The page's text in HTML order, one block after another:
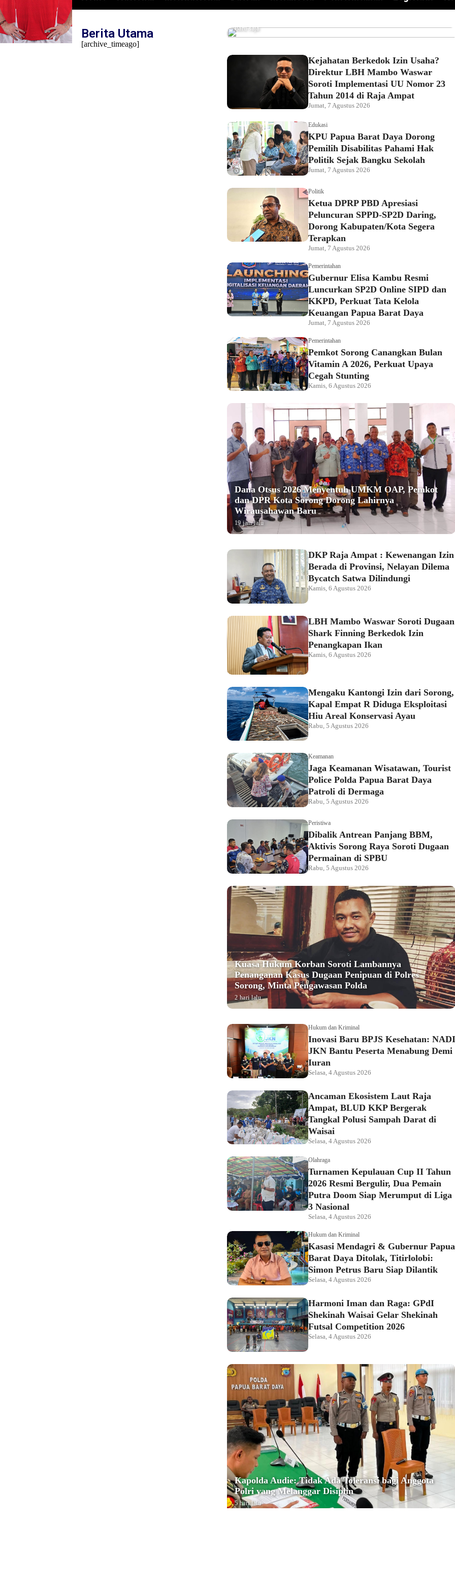
Berita Utama
[archive_timeago]
Baru saja
Kejahatan Berkedok Izin Usaha?
Direktur LBH Mambo Waswar
Soroti Implementasi UU Nomor 23
Tahun 2014 di Raja Ampat
Jumat, 7 Agustus 2026
Edukasi
KPU Papua Barat Daya Dorong
Pemilih Disabilitas Pahami Hak
Politik Sejak Bangku Sekolah
Jumat, 7 Agustus 2026
Politik
Ketua DPRP PBD Apresiasi
Peluncuran SPPD-SP2D Daring,
Dorong Kabupaten/Kota Segera
Terapkan
Jumat, 7 Agustus 2026
Pemerintahan
Gubernur Elisa Kambu Resmi
Luncurkan SP2D Online SIPD dan
KKPD, Perkuat Tata Kelola
Keuangan Papua Barat Daya
Jumat, 7 Agustus 2026
Pemerintahan
Pemkot Sorong Canangkan Bulan
Vitamin A 2026, Perkuat Upaya
Cegah Stunting
Kamis, 6 Agustus 2026
Dana Otsus 2026 Menyentuh UMKM OAP, Pemkot
dan DPR Kota Sorong Dorong Lahirnya
Wirausahawan Baru
19 jam lalu
DKP Raja Ampat : Kewenangan Izin
Berada di Provinsi, Nelayan Dilema
Bycatch Satwa Dilindungi
Kamis, 6 Agustus 2026
LBH Mambo Waswar Soroti Dugaan
Shark Finning Berkedok Izin
Penangkapan Ikan
Kamis, 6 Agustus 2026
Mengaku Kantongi Izin dari Sorong,
Kapal Empat R Diduga Eksploitasi
Hiu Areal Konservasi Ayau
Rabu, 5 Agustus 2026
Keamanan
Jaga Keamanan Wisatawan, Tourist
Police Polda Papua Barat Daya
Patroli di Dermaga
Rabu, 5 Agustus 2026
Peristiwa
Dibalik Antrean Panjang BBM,
Aktivis Sorong Raya Soroti Dugaan
Permainan di SPBU
Rabu, 5 Agustus 2026
Kuasa Hukum Korban Soroti Lambannya
Penanganan Kasus Dugaan Penipuan di Polres
Sorong, Minta Pengawasan Polda
2 hari lalu
Hukum dan Kriminal
Inovasi Baru BPJS Kesehatan: NADI
JKN Bantu Peserta Menabung Demi
Iuran
Selasa, 4 Agustus 2026
Ancaman Ekosistem Laut Raja
Ampat, BLUD KKP Bergerak
Tangkal Polusi Sampah Darat di
Waisai
Selasa, 4 Agustus 2026
Olahraga
Turnamen Kepulauan Cup II Tahun
2026 Resmi Bergulir, Dua Pemain
Putra Doom Siap Merumput di Liga
3 Nasional
Selasa, 4 Agustus 2026
Hukum dan Kriminal
Kasasi Mendagri & Gubernur Papua
Barat Daya Ditolak, Titirlolobi:
Simon Petrus Baru Siap Dilantik
Selasa, 4 Agustus 2026
Harmoni Iman dan Raga: GPdI
Shekinah Waisai Gelar Shekinah
Futsal Competition 2026
Selasa, 4 Agustus 2026
Kapolda Audie: Tidak Ada Toleransi bagi Anggota
Polri yang Melanggar Disiplin
5 hari lalu